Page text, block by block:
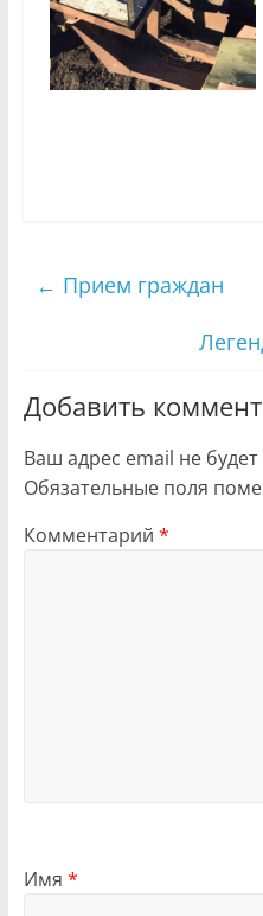
← Прием граждан
Добавить
Ваш адрес email не
Обязательные поля
Комментарий *
Имя *